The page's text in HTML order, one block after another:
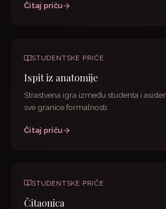
Čitaj priču
STUDENTSKE PRIČE
Ispit iz anatomije
Strastvena igra između studenta i
sve granice formalnosti.
Čitaj priču
STUDENTSKE PRIČE
Čitaonica